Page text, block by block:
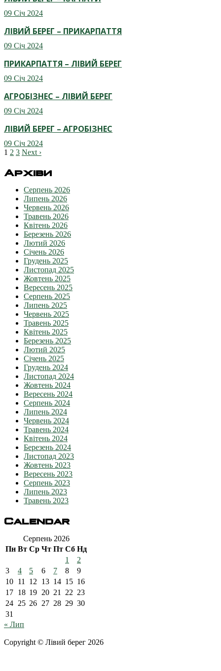
09 Січ 2024
ЛІВИЙ БЕРЕГ – ПРИКАРПАТТЯ
09 Січ 2024
ПРИКАРПАТТЯ – ЛІВИЙ БЕРЕГ
09 Січ 2024
АГРОБІЗНЕС – ЛІВИЙ БЕРЕГ
09 Січ 2024
ЛІВИЙ БЕРЕГ – АГРОБІЗНЕС
09 Січ 2024
1 2 3 Next ›
Архіви
Серпень 2026
Липень 2026
Червень 2026
Травень 2026
Квітень 2026
Березень 2026
Лютий 2026
Січень 2026
Грудень 2025
Листопад 2025
Жовтень 2025
Вересень 2025
Серпень 2025
Липень 2025
Червень 2025
Травень 2025
Квітень 2025
Березень 2025
Лютий 2025
Січень 2025
Грудень 2024
Листопад 2024
Жовтень 2024
Вересень 2024
Серпень 2024
Липень 2024
Червень 2024
Травень 2024
Квітень 2024
Березень 2024
Листопад 2023
Жовтень 2023
Вересень 2023
Серпень 2023
Липень 2023
Травень 2023
Calendar
Серпень 2026
Пн Вт Ср Чт Пт Сб Нд
1
2
3
4 5 6 7 8
9
10 11 12 13 14 15 16
17 18 19 20 21 22 23
24 25 26 27 28 29 30
31
« Лип
Copyright © Лівий берег 2026